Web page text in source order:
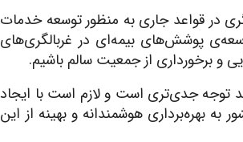
در قواعد جاری به منظور توسعه خدمات
پوشش‌های بیمه‌ای در غربالگری‌های
و برخورداری از جمعیت سالم باشیم.
توجه جدی‌تری است و لازم است با ایجاد
بهره‌برداری هوشمندانه و بهینه از این